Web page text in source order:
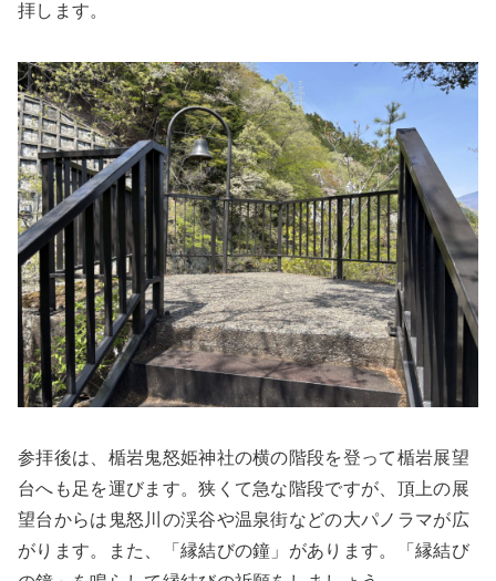
拝します。
参拝後は、楯岩鬼怒姫神社の横の階段を登って楯岩展望
台へも足を運びます。狭くて急な階段ですが、頂上の展
望台からは鬼怒川の渓谷や温泉街などの大パノラマが広
がります。また、「縁結びの鐘」があります。「縁結び